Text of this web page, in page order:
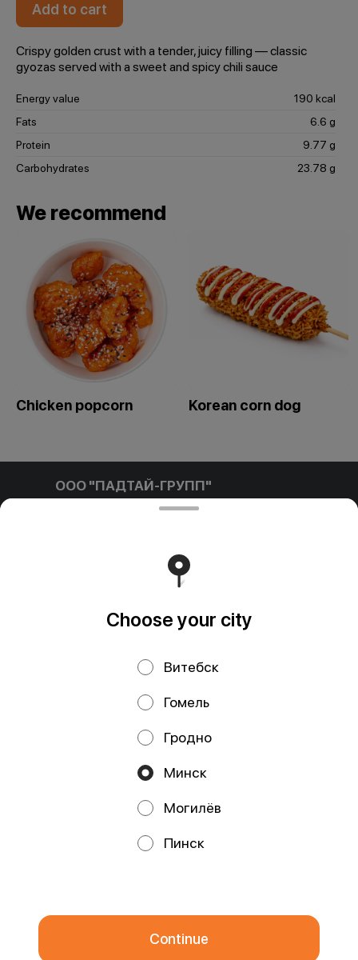
processing of your browser's cookies and the use of analytical
services in accordance with
Add to cart
Crispy golden crust with a tender, juicy filling — classic
gyozas served with a sweet and spicy chili sauce
Energy value
190 kcal
Fats
6.6 g
Protein
9.77 g
Carbohydrates
23.78 g
We recommend
Сhicken popcorn Korean corn dog
ООО "ПАДТАЙ-ГРУПП"
ООО "ПАДТАЙ-ГРУПП" УНП 192838954, РБ, Минская
Торговом реестре Республики Беларусь 18.01.2021г.
Foodpicásso
Privacy Policy
Public Offer
Choose your city
Витебск
Гомель
Гродно
Минск
Могилёв
Пинск